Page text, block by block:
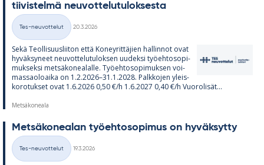
tii­vis­telmä neu­vot­te­lu­tu­lok­sesta
Kategoriat
Tes-neuvottelut
20.3.2026
Sekä Teol­li­suus­lii­ton että Ko­ney­rit­tä­jien hal­lin­not ovat
hy­väk­sy­neet neu­vot­te­lu­tu­lok­sen uu­deksi työ­eh­to­so­pi­
muk­seksi met­sä­ko­nea­lalle. Työ­eh­to­so­pi­muk­sen voi­
mas­sao­loaika on 1.2.2026–31.1.2028. Palk­ko­jen yleis­
ko­ro­tuk­set ovat 1.6.2026 0,50 €/h 1.6.2027 0,40 €/h Vuo­ro­li­sät...
Metsäkoneala
Met­sä­ko­nea­lan työ­eh­to­so­pi­mus on hy­väk­sytty
Kategoriat
Tes-neuvottelut
19.3.2026